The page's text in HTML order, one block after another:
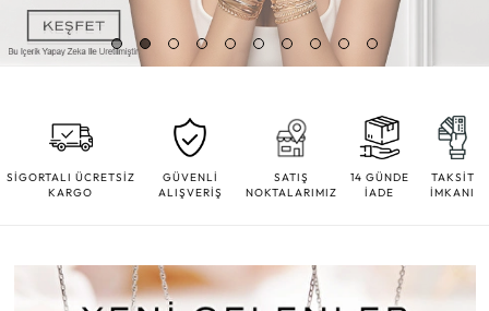
SİGORTALI ÜCRETSİZ
KARGO
GÜVENLİ
ALIŞVERİŞ
SATIŞ
NOKTALARIMIZ
14 GÜNDE
İADE
TAKSİT
İMKANI